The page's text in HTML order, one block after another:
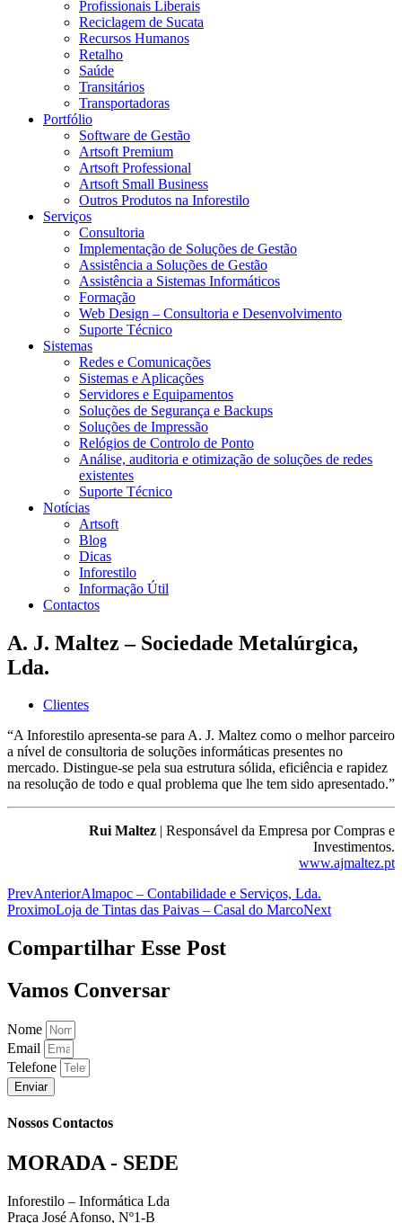
Profissionais Liberais
Reciclagem de Sucata
Recursos Humanos
Retalho
Saúde
Transitários
Transportadoras
Portfólio
Software de Gestão
Artsoft Premium
Artsoft Professional
Artsoft Small Business
Outros Produtos na Inforestilo
Serviços
Consultoria
Implementação de Soluções de Gestão
Assistência a Soluções de Gestão
Assistência a Sistemas Informáticos
Formação
Web Design – Consultoria e Desenvolvimento
Suporte Técnico
Sistemas
Redes e Comunicações
Sistemas e Aplicações
Servidores e Equipamentos
Soluções de Segurança e Backups
Soluções de Impressão
Relógios de Controlo de Ponto
Análise, auditoria e otimização de soluções de redes
existentes
Suporte Técnico
Notícias
Artsoft
Blog
Dicas
Inforestilo
Informação Útil
Contactos
A. J. Maltez – Sociedade Metalúrgica,
Lda.
Clientes
“A Inforestilo apresenta-se para A. J. Maltez como o melhor parceiro
a nível de consultoria de soluções informáticas presentes no
mercado. Distingue-se pela sua estrutura sólida, eficiência e rapidez
na resolução de todo e qual problema que lhe tem sido apresentado.”
Rui Maltez | Responsável da Empresa por Compras e
Investimentos.
www.ajmaltez.pt
PrevAnteriorAlmapoc – Contabilidade e Serviços, Lda.
ProximoLoja de Tintas das Paivas – Casal do MarcoNext
Compartilhar Esse Post
Vamos Conversar
Nome
Email
Telefone
Enviar
Nossos Contactos
MORADA - SEDE
Inforestilo – Informática Lda
Praça José Afonso, Nº1-B